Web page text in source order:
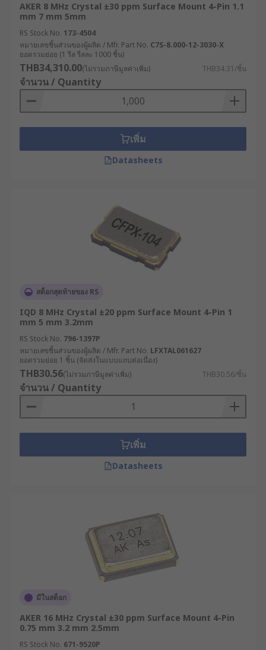
AKER 8 MHz Crystal ±30 ppm Surface Mount 4-Pin 1.1
mm 7 mm 5mm
RS Stock No. 173-4504
หมายเลขชิ้นส่วนของผู้ผลิต / Mfr. Part No. C7S-8.000-12-3030-X
ยอดรวมย่อย (1 รีล รีลละ 1000 ชิ้น)
THB34,310.00(ไม่รวมภาษีมูลค่าเพิ่ม) THB34.31/ชิ้น
จำนวน / Quantity
เพิ่ม
Datasheets
สต็อกสุดท้ายของ RS
IQD 8 MHz Crystal ±20 ppm Surface Mount 4-Pin 1
mm 5 mm 3.2mm
RS Stock No. 796-1397P
หมายเลขชิ้นส่วนของผู้ผลิต / Mfr. Part No. LFXTAL061627
ยอดรวมย่อย 1 ชิ้น (จัดส่งในแบบแถบต่อเนื่อง)
THB30.56(ไม่รวมภาษีมูลค่าเพิ่ม) THB30.56/ชิ้น
จำนวน / Quantity
เพิ่ม
Datasheets
มีในสต็อก
AKER 16 MHz Crystal ±30 ppm Surface Mount 4-Pin
0.75 mm 3.2 mm 2.5mm
RS Stock No. 671-9520P